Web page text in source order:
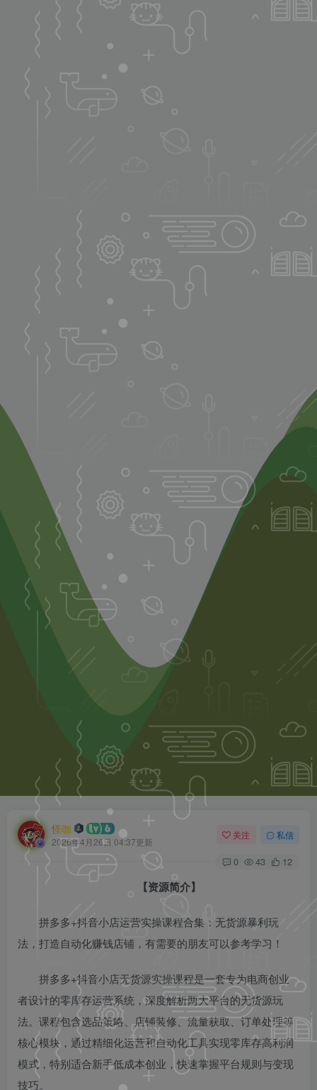
怪咖
2026年4月26日 04:37更新
关注 私信
0 43 12
【资源简介】
拼多多+抖音小店运营实操课程合集：无货源暴利玩
法，打造自动化赚钱店铺，有需要的朋友可以参考学习！
拼多多+抖音小店无货源实操课程是一套专为电商创业
者设计的零库存运营系统，深度解析两大平台的无货源玩
法。课程包含选品策略、店铺装修、流量获取、订单处理等
核心模块，通过精细化运营和自动化工具实现零库存高利润
模式，特别适合新手低成本创业，快速掌握平台规则与变现
技巧。